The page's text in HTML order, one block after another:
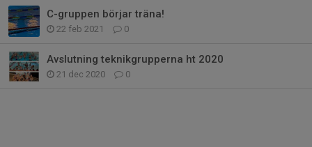
C-gruppen börjar träna!
22 feb 2021 0
Avslutning teknikgrupperna ht 2020
21 dec 2020 0